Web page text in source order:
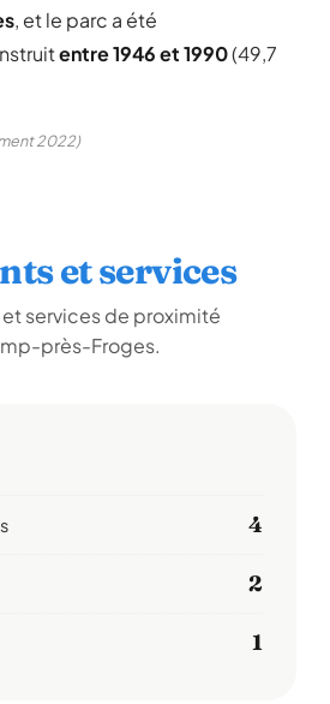
, et le parc a été
entre 1946 et 1990(49,7
2022)
et services
services de proximité
près-Froges.
4
2
1